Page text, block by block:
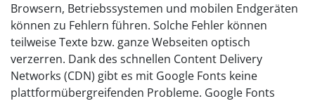
Browsern, Betriebssystemen und mobilen Endgeräten
können zu Fehlern führen. Solche Fehler können
teilweise Texte bzw. ganze Webseiten optisch
verzerren. Dank des schnellen Content Delivery
Networks (CDN) gibt es mit Google Fonts keine
plattformübergreifenden Probleme. Google Fonts